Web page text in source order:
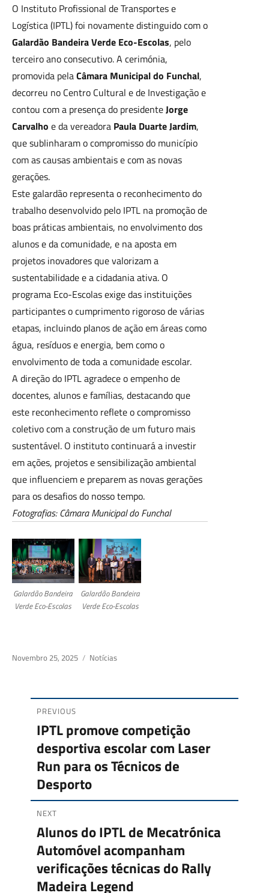
O Instituto Profissional de Transportes e
Logística (IPTL) foi novamente distinguido com o
Galardão Bandeira Verde Eco-Escolas, pelo
terceiro ano consecutivo. A cerimónia,
promovida pelaCâmara Municipal do Funchal,
decorreu no Centro Cultural e de Investigação e
contou com a presença do presidenteJorge
Carvalho e da vereadora Paula Duarte Jardim,
que sublinharam o compromisso do município
com as causas ambientais e com as novas
gerações.​
Este galardão representa o reconhecimento do
trabalho desenvolvido pelo IPTL na promoção de
boas práticas ambientais, no envolvimento dos
alunos e da comunidade, e na aposta em
projetos inovadores que valorizam a
sustentabilidade e a cidadania ativa. O
programa Eco-Escolas exige das instituições
participantes o cumprimento rigoroso de várias
etapas, incluindo planos de ação em áreas como
água, resíduos e energia, bem como o
envolvimento de toda a comunidade escolar.​
A direção do IPTL agradece o empenho de
docentes, alunos e famílias, destacando que
este reconhecimento reflete o compromisso
coletivo com a construção de um futuro mais
sustentável. O instituto continuará a investir
em ações, projetos e sensibilização ambiental
que influenciem e preparem as novas gerações
para os desafios do nosso tempo.
Fotografias: Câmara Municipal do Funchal
Galardão Bandeira
Verde Eco-Escolas
Galardão Bandeira
Verde Eco-Escolas
Posted
Novembro 25, 2025 Categories
Notícias
Navegação
de
artigos
PREVIOUS
Previous
post:
IPTL promove competição
desportiva escolar com Laser
Run para os Técnicos de
Desporto
NEXT
Next
post:
Alunos do IPTL de Mecatrónica
Automóvel acompanham
verificações técnicas do Rally
Madeira Legend